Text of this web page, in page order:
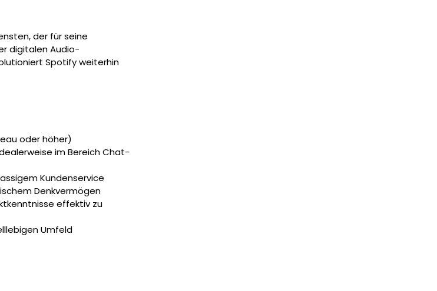
der für seine
digitalen Audio-
Spotify weiterhin
oder höher)
im Bereich Chat-
Kundenservice
Denkvermögen
effektiv zu
Umfeld